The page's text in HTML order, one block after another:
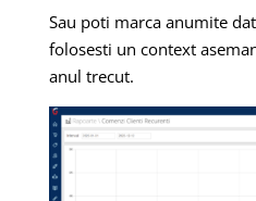
Sau poti marca anumite
folosesti un context
anul trecut.